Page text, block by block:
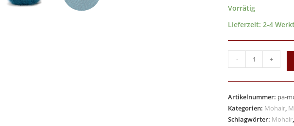
Vorrätig
Lieferzeit:2-4
- +
Artikelnummer: pa-
Kategorien: Mohair,
Schlagwörter: Mohair,